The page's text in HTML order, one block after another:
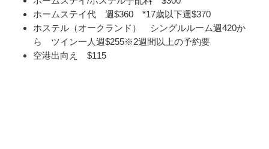
ホームステイ代 週$360 *17歳以下週$370
ホステル（オークランド） シングルルーム週420か
ら ツイン一人週$255※2週間以上の予約要
空港出向え $115